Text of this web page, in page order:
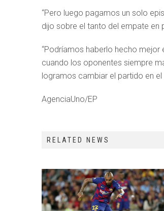
“Pero luego pagamos un solo
dijo sobre el tanto del empate en
“Podríamos haberlo hecho
cuando los oponentes siempre
logramos cambiar el partido en
AgenciaUno/EP
RELATED NEWS